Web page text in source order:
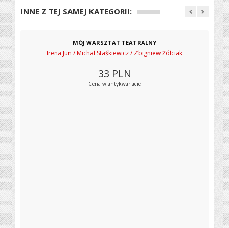
INNE Z TEJ SAMEJ KATEGORII:
MÓJ WARSZTAT TEATRALNY
Irena Jun / Michał Staśkiewicz / Zbigniew Żółciak
33 PLN
Cena w antykwariacie